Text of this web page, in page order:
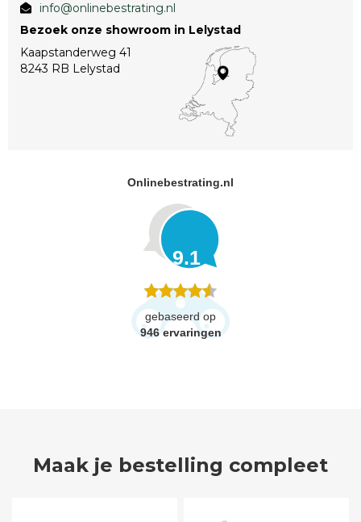
info@onlinebestrating.nl
Bezoek onze showroom in Lelystad
Kaapstanderweg 41
8243 RB Lelystad
Onlinebestrating.nl
9.1
gebaseerd op
946 ervaringen
Maak je bestelling compleet